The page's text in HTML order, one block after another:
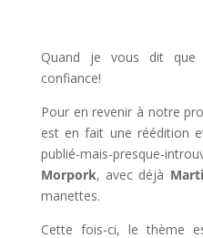
Quand je vous dit que
confiance!
Pour en revenir à notre
est en fait une réédition
publié-mais-presque-
Morpork, avec déjà
manettes.
Cette fois-ci, le thème